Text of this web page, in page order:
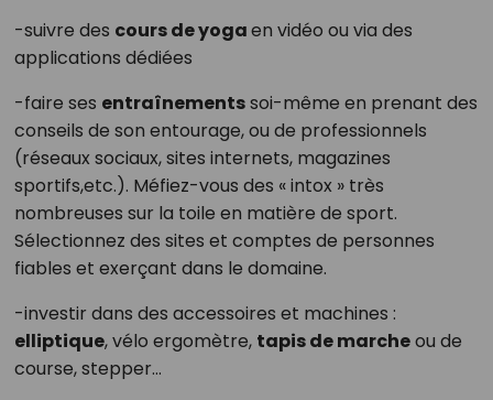
-suivre des cours de yogaen vidéo ou via des
applications dédiées
-faire ses entraînementssoi-même en prenant des
conseils de son entourage, ou de professionnels
(réseaux sociaux, sites internets, magazines
sportifs,etc.). Méfiez-vous des « intox » très
nombreuses sur la toile en matière de sport.
Sélectionnez des sites et comptes de personnes
fiables et exerçant dans le domaine.
-investir dans des accessoires et machines :
elliptique, vélo ergomètre, tapis de marcheou de
course, stepper…